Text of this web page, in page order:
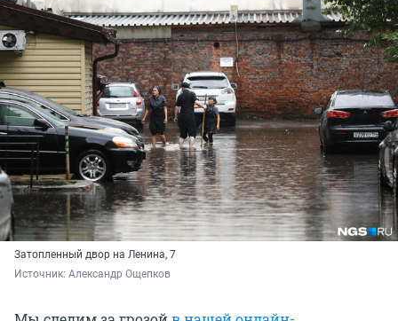
Затопленный двор на Ленина, 7
Источник: Александр Ощепков